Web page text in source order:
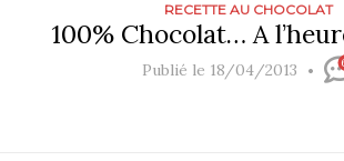
RECETTE AU CHOCOLAT
100% Chocolat… A
Publié le 18/04/2013